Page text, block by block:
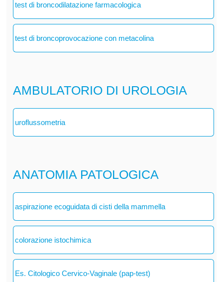
test di broncodilatazione farmacologica
test di broncoprovocazione con metacolina
AMBULATORIO DI UROLOGIA
uroflussometria
ANATOMIA PATOLOGICA
aspirazione ecoguidata di cisti della mammella
colorazione istochimica
Es. Citologico Cervico-Vaginale (pap-test)